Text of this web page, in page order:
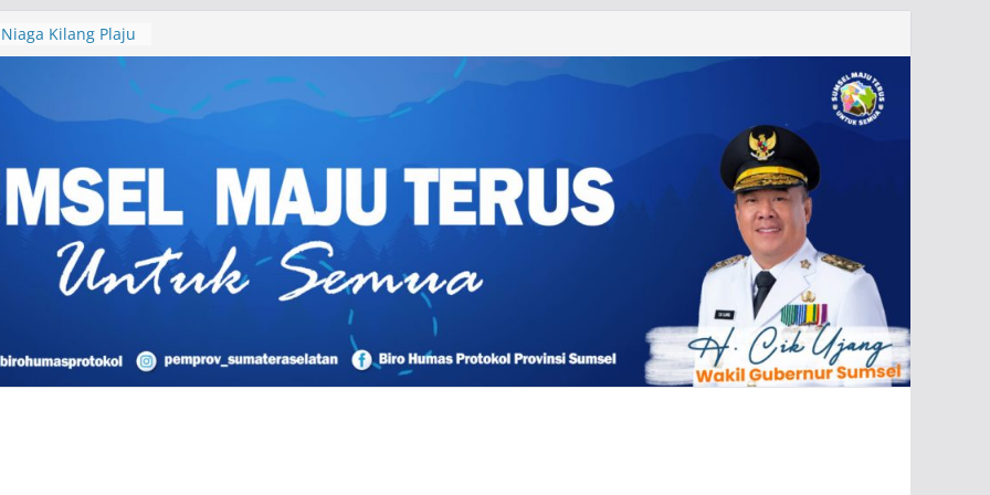
Kilang Plaju
Bersama
Sumsel
Pendidikan
Sila
Ini Cara
Destinasi Unik
di OKU
Basis PAN
Kedaulatan
Energi